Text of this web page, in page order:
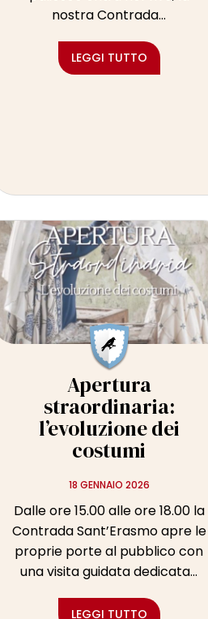
nostra Contrada...
LEGGI TUTTO
Apertura
straordinaria:
l’evoluzione dei
costumi
18 GENNAIO 2026
Dalle ore 15.00 alle ore 18.00 la
Contrada Sant’Erasmo apre le
proprie porte al pubblico con
una visita guidata dedicata...
LEGGI TUTTO